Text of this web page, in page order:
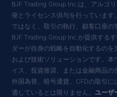
BJF Trading Group Inc.は、アルゴ
発とライセンス供与を行っていま
ではなく、取引の執行、顧客口座の
BJF Trading Group Inc.が提供する
ダーが自身の戦略を自動化するの
および技術ソリューションです。
イス、投資推奨、または金融商品の
外国為替、暗号通貨、CFDの取引
適しているとは限りません。 ユーザ